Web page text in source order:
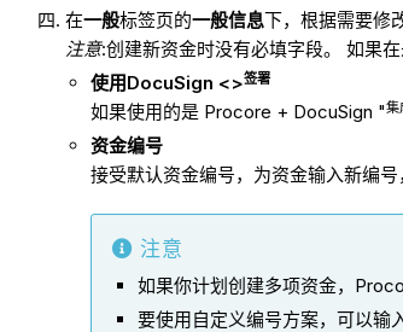
在一般标签页的一般信息下，根据需要修
注意:创建新资金时没有必填字段。 如果
使用DocuSign <>签署
如果使用的是 Procore + DocuSign "集
资金编号
接受默认资金编号，为资金输入新编
注意
如果你计划创建多项资金，
要使用自定义编号方案，可以输